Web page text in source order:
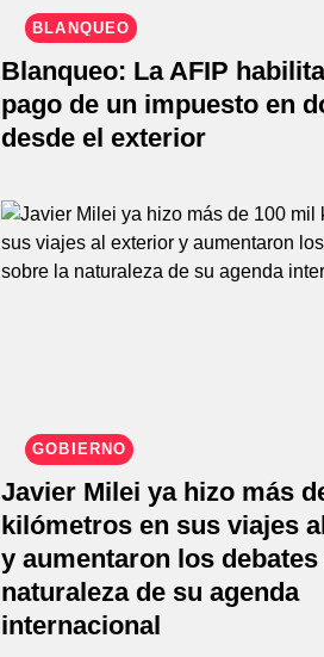
BLANQUEO
Blanqueo: La AFIP
pago de un impuesto en
desde el exterior
GOBIERNO
Javier Milei ya hizo más
kilómetros en sus viajes
y aumentaron los
naturaleza de su agenda
internacional